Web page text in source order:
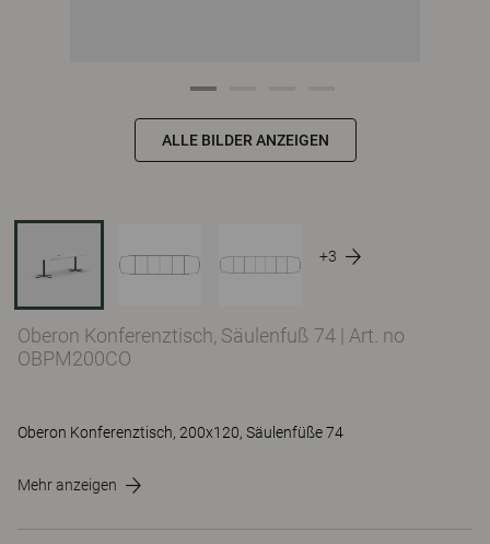
ALLE BILDER ANZEIGEN
+3
Oberon Konferenztisch, Säulenfuß 74 | Art. no
OBPM200CO
Oberon Konferenztisch, 200x120, Säulenfüße 74
Mehr anzeigen